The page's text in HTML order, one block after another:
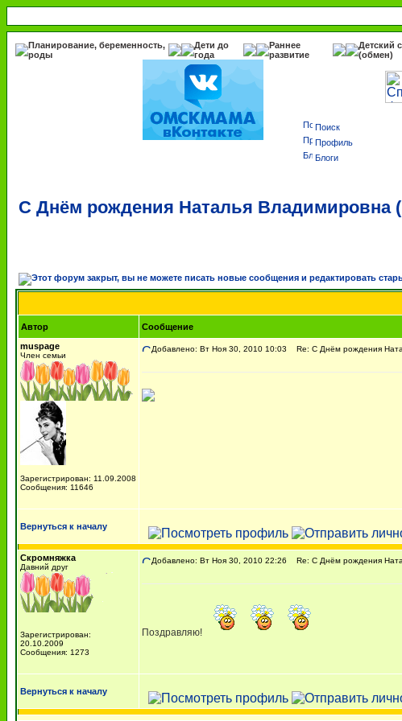
Планирование, беременность,
роды
Дети до
года
Раннее
развитие
Детский
(обмен)
Поиск
Профиль
Блоги
С Днём рождения Наталья Владимировна
Автор
Сообщение
muspage
Член семьи
Зарегистрирован: 11.09.2008
Сообщения: 11646
Добавлено: Вт Ноя 30, 2010 10:03 Re: С Днём рождения
Вернуться к началу
Скромняжка
Давний друг
Зарегистрирован:
20.10.2009
Сообщения: 1273
Добавлено: Вт Ноя 30, 2010 22:26 Re: С Днём рождения
Поздравляю!
Вернуться к началу